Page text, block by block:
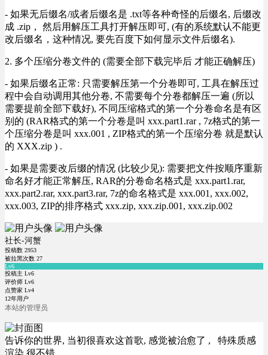
- 如果无后缀名/或者后缀名是 .txt等各种奇怪的后缀名, 后缀改
成 .zip， 然后用解压工具打开解压即可, (有的系统默认不能更
改后缀名，这种情况, 要先百度下如何显示文件后缀名).
2. 多个压缩分卷文件的 (需要全部下载完毕后 才能正确解压)
- 如果后缀名正常: 只需要解压第一个分卷即可, 工具在解压过
程中会自动调用其他分卷, 不需要每个分卷都解压一遍 (所以
需要提前全部下载好), 不同压缩格式的第一个分卷命名是有区
别的 (RAR格式的第一个分卷是叫 xxx.part1.rar , 7z格式的第一
个压缩分卷是叫 xxx.001 , ZIP格式的第一个压缩分卷 就是默认
的 XXX.zip ) .
- 如果是需要改后缀的情况 (比较少见): 需要把文件按顺序重新
命名好才能正常解压, RAR的分卷命名格式是 xxx.part1.rar,
xxx.part2.rar, xxx.part3.rar, 7z的命名格式是 xxx.001, xxx.002,
xxx.003, ZIP的排序格式 xxx.zip, xxx.zip.001, xxx.zip.002
社长-河蟹
投稿数 2953
被拉黑次数 27
Lv6
投稿主 Lv6
评价师 Lv6
点赞家 Lv4
12年用户
本站的管理员
告诉你的世界, 当初很喜欢这首歌, 感觉被治愈了 , 特殊质感
渲染 很不错